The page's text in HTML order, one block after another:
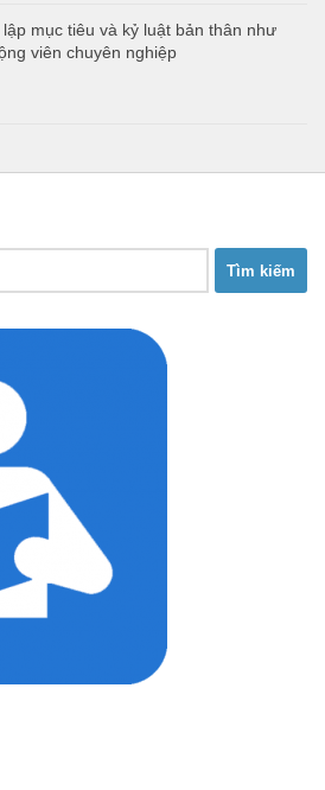
mục tiêu và kỷ luật bản thân như
viên chuyên nghiệp